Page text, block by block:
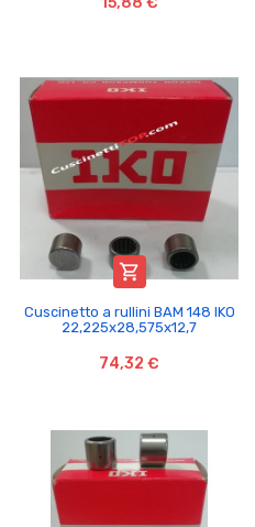

Cuscinetto a rullini BAM 148 IKO
22,225x28,575x12,7
74,32 €